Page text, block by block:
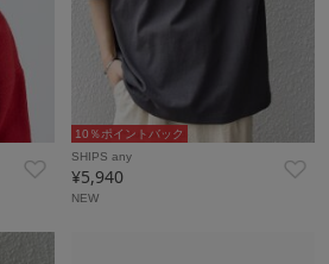
10％ポイントバック
SHIPS any
¥5,940
NEW